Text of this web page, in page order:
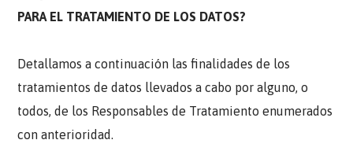
PARA EL TRATAMIENTO DE LOS DATOS?
Detallamos a continuación las finalidades de los
tratamientos de datos llevados a cabo por alguno, o
todos, de los Responsables de Tratamiento enumerados
con anterioridad.